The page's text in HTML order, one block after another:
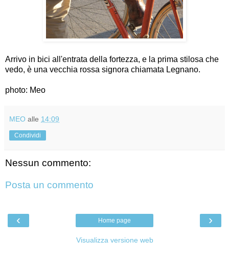
Arrivo in bici all'entrata della fortezza, e la prima stilosa che
vedo, è una vecchia rossa signora chiamata Legnano.
photo: Meo
MEO alle 14:09
Condividi
Nessun commento:
Posta un commento
‹ ›
Home page
Visualizza versione web